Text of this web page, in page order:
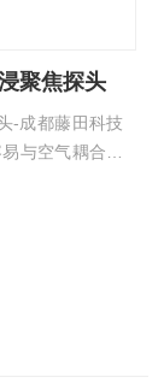
聚焦探头
-成都藤田科技